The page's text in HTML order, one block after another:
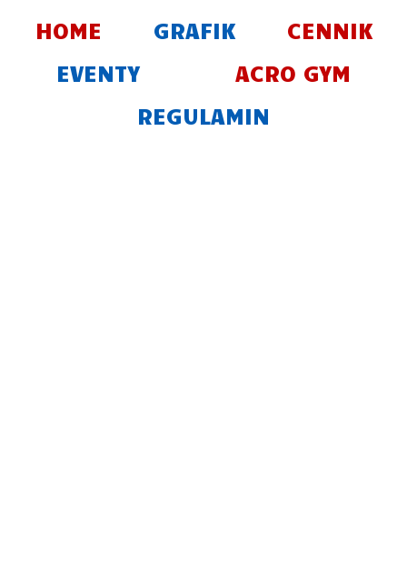
HOME GRAFIK
CENNIK
EVENTY
ACRO GYM
REGULAMIN